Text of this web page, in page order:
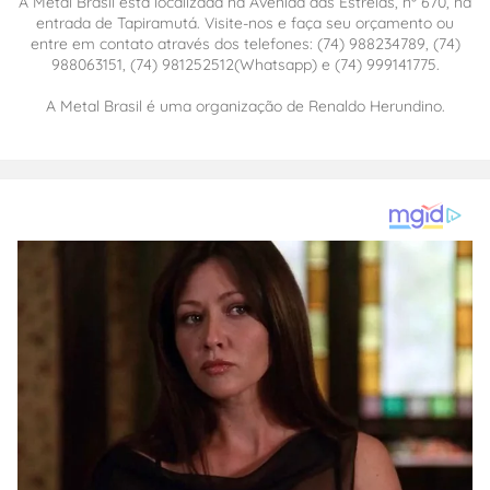
entrada de Tapiramutá. Visite-nos e faça seu orçamento ou
entre em contato através dos telefones: (74) 988234789, (74)
988063151, (74) 981252512(Whatsapp) e (74) 999141775.
A Metal Brasil é uma organização de Renaldo Herundino.